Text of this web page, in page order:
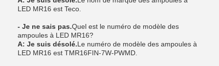
LED MR16 est Teco.
- Je ne sais pas.Quel est le numéro de modèle des
ampoules à LED MR16?
A: Je suis désolé.Le numéro de modèle des ampoules à
LED MR16 est TMR16FIN-7W-PWMD.